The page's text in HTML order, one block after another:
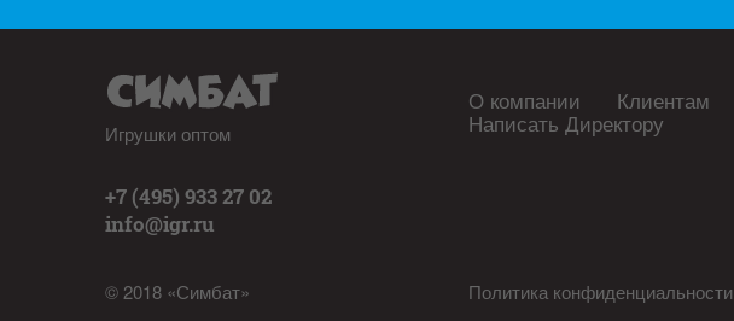
Игрушки оптом
+7 (495) 933 27 02
info@igr.ru
© 2018 «Симбат»
О компании Клиентам
Написать Директору
Политика конфиденциальности